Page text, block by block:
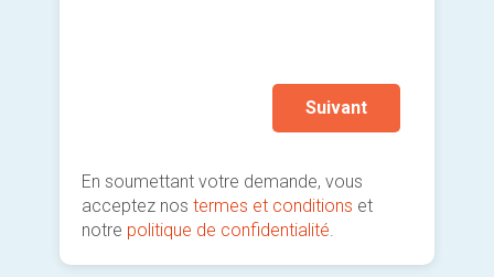
Suivant
En soumettant votre demande, vous
acceptez nostermes et conditions et
notre politique de confidentialité